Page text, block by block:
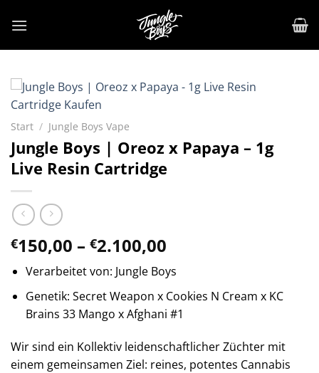
Inhalt
Start / Jungle Boys Vape
Jungle Boys | Oreoz x Papaya – 1g
Live Resin Cartridge
€150,00 – €2.100,00
bis
€2.100,00
Verarbeitet von: Jungle Boys
Genetik: Secret Weapon x Cookies N Cream x KC
Brains 33 Mango x Afghani #1
Wir sind ein Kollektiv leidenschaftlicher Züchter mit
einem gemeinsamen Ziel: reines, potentes Cannabis